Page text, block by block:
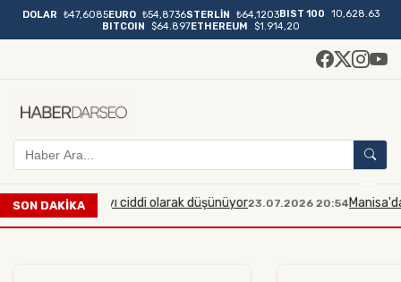
DOLAR ₺47,6085EURO ₺54,8736STERLİN ₺64,1203BIST 100
10,628.63
BITCOIN
$64.897ETHEREUM $1.914,20
SON DAKİKA
saldırıyı ciddi olarak düşünüyor23.07.2026 20:54Manisa'da